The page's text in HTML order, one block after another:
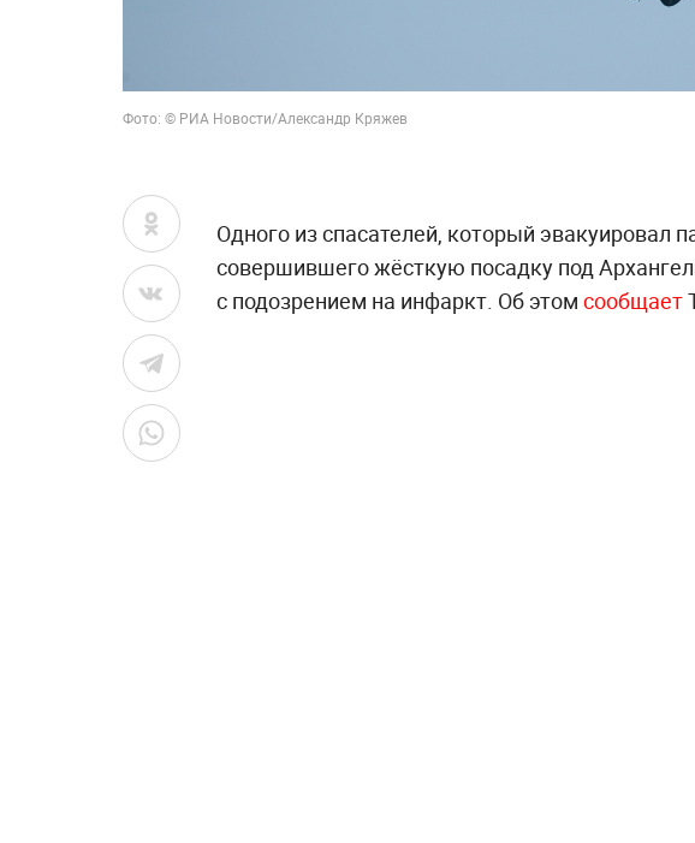
Фото: © РИА Новости/Александр Кряжев
Одного из спасателей, который эвакуировал
совершившего жёсткую посадку под
с подозрением на инфаркт. Об этом сообщает